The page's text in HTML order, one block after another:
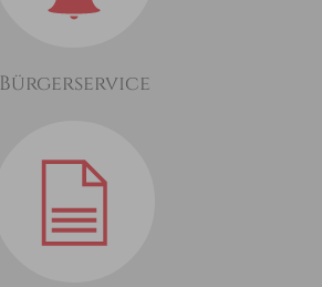
Bürgerservice